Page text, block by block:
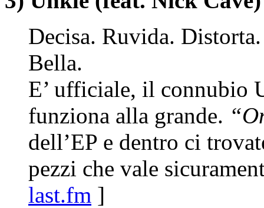
Decisa. Ruvida.
Bella.
E’ ufficiale, il connubio
funziona alla grande.
dell’EP e dentro ci
pezzi che vale
last.fm ]